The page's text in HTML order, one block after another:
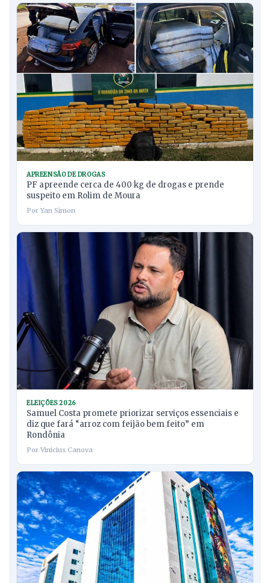
APREENSÃO DE DROGAS
PF apreende cerca de 400 kg de drogas e prende
suspeito em Rolim de Moura
Por Yan Simon
ELEIÇÕES 2026
Samuel Costa promete priorizar serviços essenciais e
diz que fará “arroz com feijão bem feito” em
Rondônia
Por Vinicius Canova